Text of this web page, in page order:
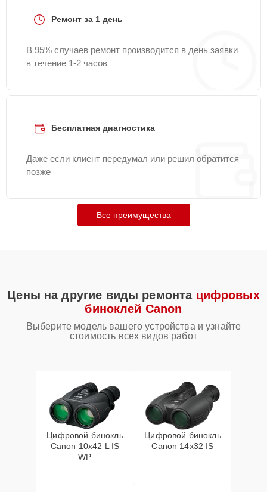
Ремонт за 1 день
В 95% случаев ремонт производится в день заявки
в течение 1-2 часов
Бесплатная диагностика
Даже если клиент передумал или решил обратится
позже
Все преимущества
Цены на другие виды ремонта цифровых
биноклей Canon
Выберите модель вашего устройства и узнайте
стоимость всех видов работ
Цифровой бинокль
Canon 10x42 L IS
WP
Цифровой бинокль
Canon 14x32 IS